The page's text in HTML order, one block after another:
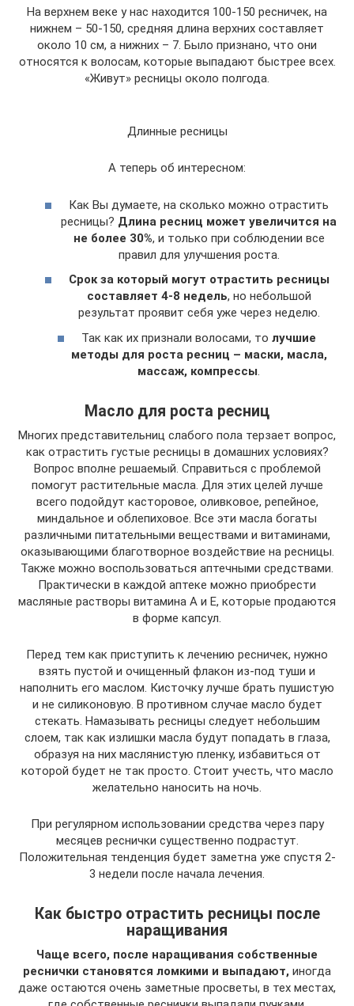
На верхнем веке у нас находится 100-150 ресничек, на
нижнем – 50-150, средняя длина верхних составляет
около 10 см, а нижних – 7. Было признано, что они
относятся к волосам, которые выпадают быстрее всех.
«Живут» ресницы около полгода.
Длинные ресницы
А теперь об интересном:
Как Вы думаете, на сколько можно отрастить
ресницы? Длина ресниц может увеличится на
не более 30%, и только при соблюдении все
правил для улучшения роста.
Срок за который могут отрастить ресницы
составляет 4-8 недель, но небольшой
результат проявит себя уже через неделю.
Так как их признали волосами, то лучшие
методы для роста ресниц – маски, масла,
массаж, компрессы
Масло для роста ресниц
Многих представительниц слабого пола терзает вопрос,
как отрастить густые ресницы в домашних условиях?
Вопрос вполне решаемый. Справиться с проблемой
помогут растительные масла. Для этих целей лучше
всего подойдут касторовое, оливковое, репейное,
миндальное и облепиховое. Все эти масла богаты
различными питательными веществами и витаминами,
оказывающими благотворное воздействие на ресницы.
Также можно воспользоваться аптечными средствами.
Практически в каждой аптеке можно приобрести
масляные растворы витамина А и Е, которые продаются
в форме капсул.
Перед тем как приступить к лечению ресничек, нужно
взять пустой и очищенный флакон из-под туши и
наполнить его маслом. Кисточку лучше брать пушистую
и не силиконовую. В противном случае масло будет
стекать. Намазывать ресницы следует небольшим
слоем, так как излишки масла будут попадать в глаза,
образуя на них маслянистую пленку, избавиться от
которой будет не так просто. Стоит учесть, что масло
желательно наносить на ночь.
При регулярном использовании средства через пару
месяцев реснички существенно подрастут.
Положительная тенденция будет заметна уже спустя 2-
3 недели после начала лечения.
Как быстро отрастить ресницы после
наращивания
Чаще всего, после наращивания собственные
реснички становятся ломкими и выпадают, иногда
даже остаются очень заметные просветы, в тех местах,